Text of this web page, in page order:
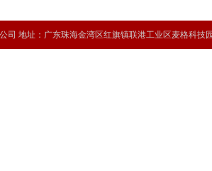
司 地址：广东珠海金湾区红旗镇联港工业区麦格科技